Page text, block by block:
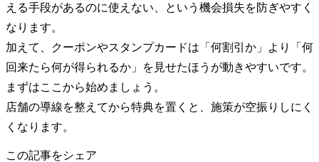
える手段があるのに使えない、という機会損失を防ぎやすく
なります。
加えて、クーポンやスタンプカードは「何割引か」より「何
回来たら何が得られるか」を見せたほうが動きやすいです。
まずはここから始めましょう。
店舗の導線を整えてから特典を置くと、施策が空振りしにく
くなります。
この記事をシェア